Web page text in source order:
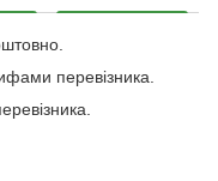
перевізника.